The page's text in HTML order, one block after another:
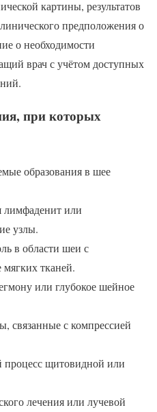
картины, результатов
предположения о
о необходимости
врач с учётом доступных
при которых
образования в шее
лимфаденит или
узлы.
в области шеи с
тканей.
или глубокое шейное
связанные с компрессией
процесс щитовидной или
лечения или лучевой